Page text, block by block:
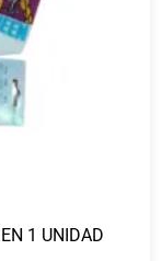
1 UNIDAD